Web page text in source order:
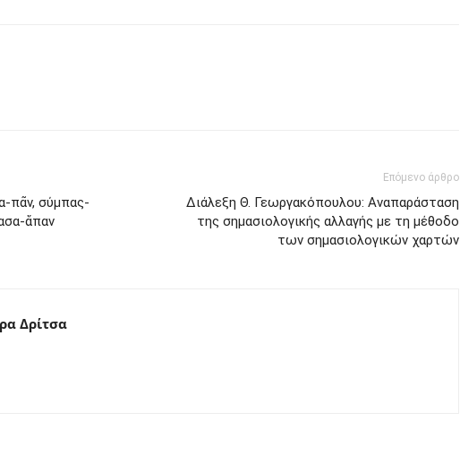
πᾶν, σύμπας-
ἅπαν
Επόμενο άρθρο
Διάλεξη Θ. Γεωργακόπουλου: Αναπαράσταση
της σημασιολογικής αλλαγής με τη μέθοδο
των σημασιολογικών χαρτών
Δρίτσα